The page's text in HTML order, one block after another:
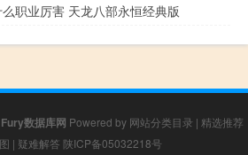
职业厉害 天龙八部永恒经典版
数据库网 Powered by 网站分类目录 | 精选推荐
| 疑难解答 陕ICP备05032218号